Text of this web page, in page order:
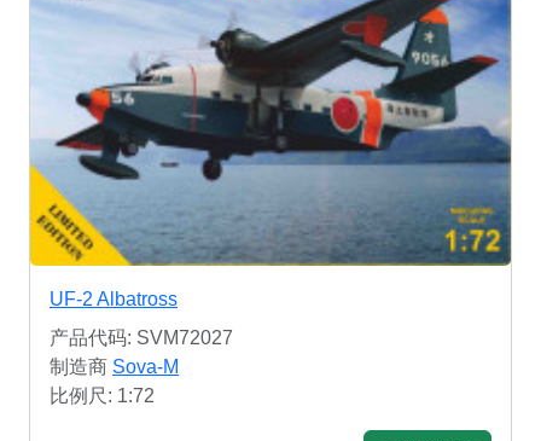
UF-2 Albatross
产品代码: SVM72027
制造商 Sova-M
比例尺: 1:72